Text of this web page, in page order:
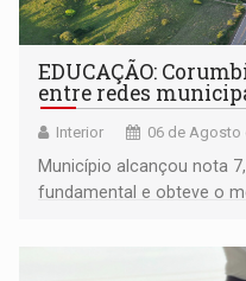
EDUCAÇÃO:
entre redes
Interior 06 de Agosto
Município alcançou nota
fundamental e obteve o